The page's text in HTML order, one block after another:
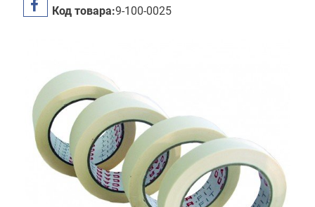
Код товара:9-100-0025